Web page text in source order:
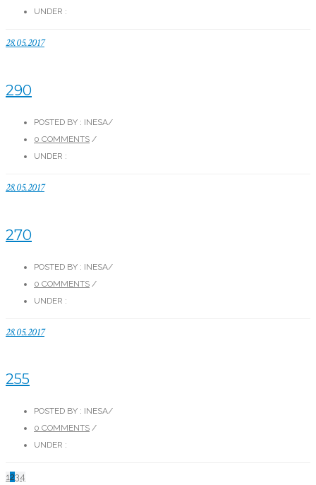
UNDER :
28.05.2017
290
POSTED BY : INESA/
0 COMMENTS /
UNDER :
28.05.2017
270
POSTED BY : INESA/
0 COMMENTS /
UNDER :
28.05.2017
255
POSTED BY : INESA/
0 COMMENTS /
UNDER :
1234